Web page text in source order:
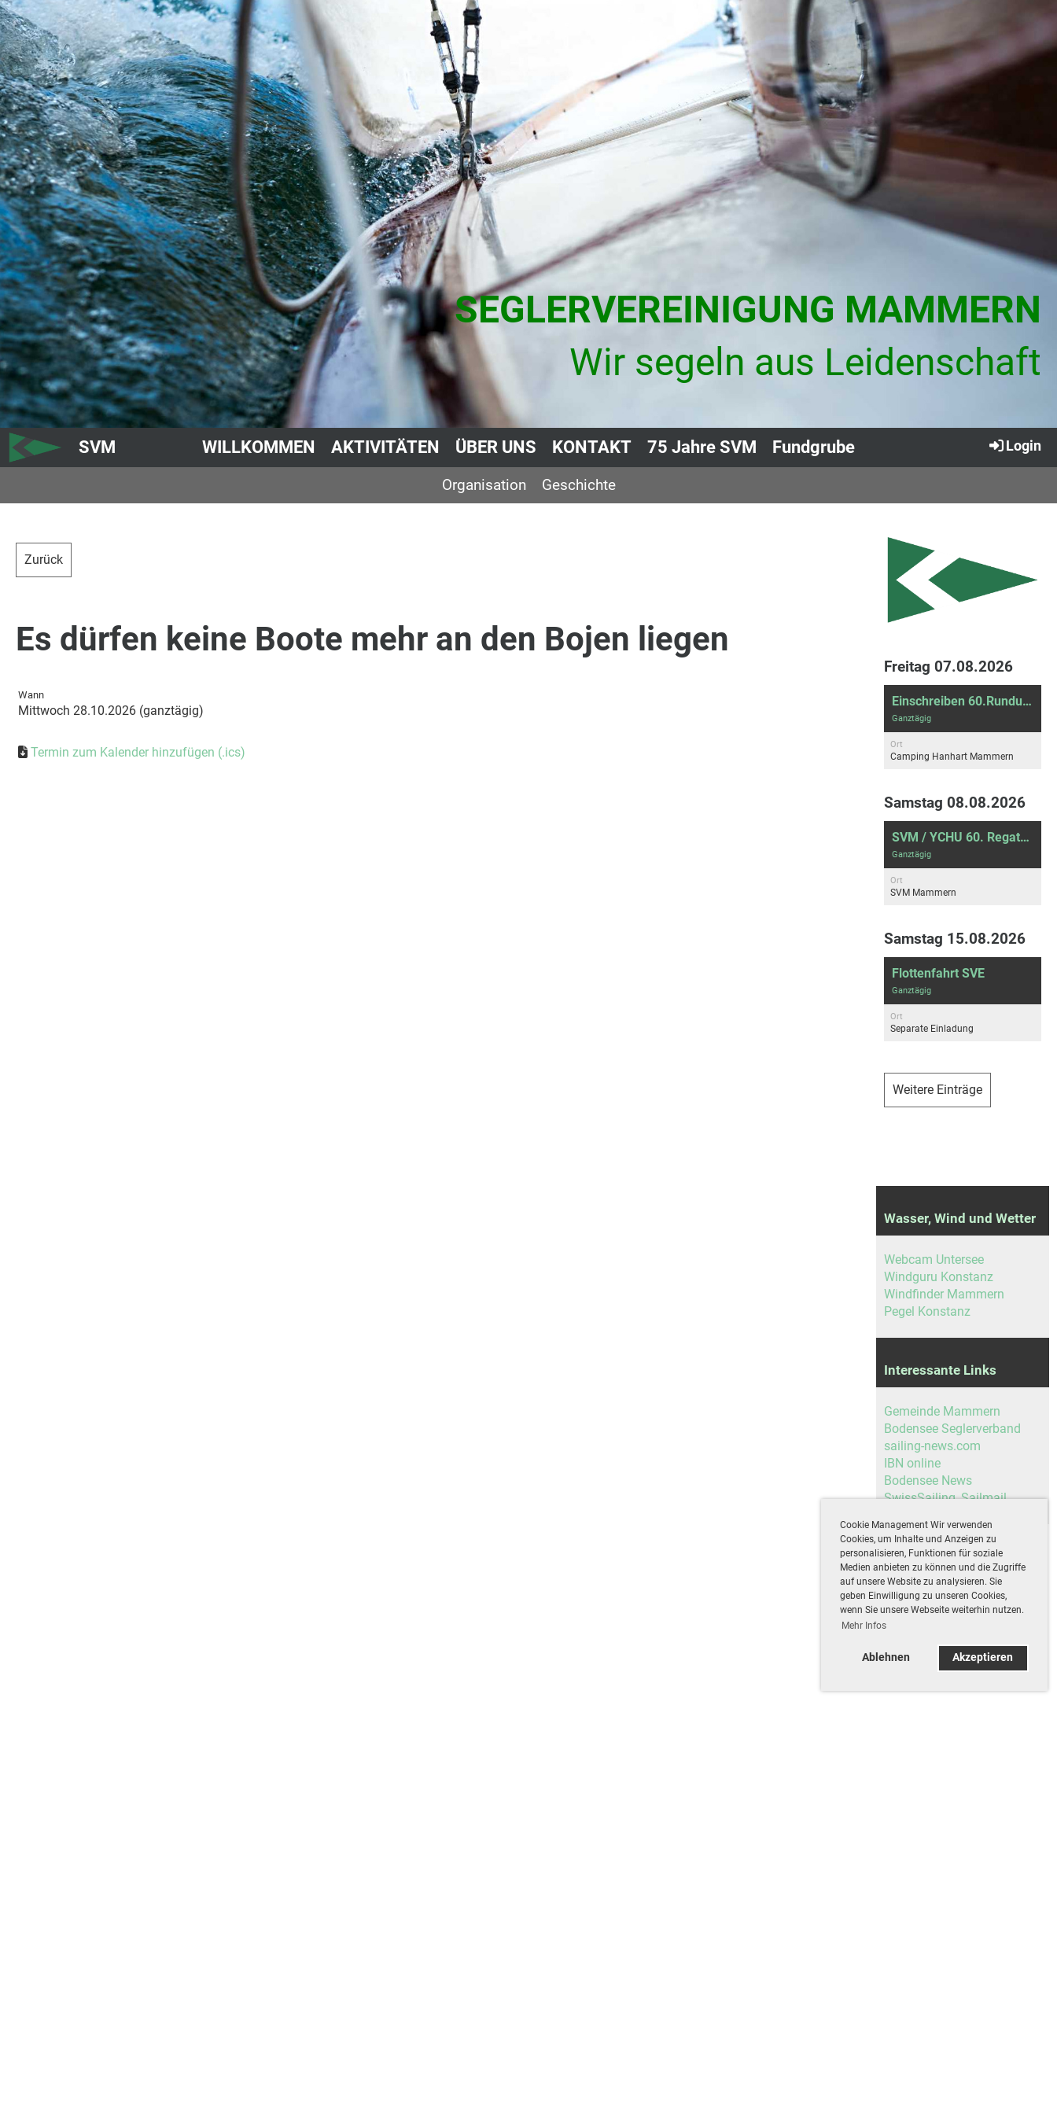
Cookie Management Wir verwenden
Cookies, um Inhalte und Anzeigen zu
personalisieren, Funktionen für soziale
Medien anbieten zu können und die Zugriffe
auf unsere Website zu analysieren. Sie
geben Einwilligung zu unseren Cookies,
wenn Sie unsere Webseite weiterhin nutzen.
Mehr Infos
Ablehnen Akzeptieren
SEGLERVEREINIGUNG MAMMERN
Wir segeln aus Leidenschaft
SVM WILLKOMMEN AKTIVITÄTEN ÜBER UNS KONTAKT 75 Jahre SVM Fundgrube Login
Organisation Geschichte
Zurück
Es dürfen keine Boote mehr an den Bojen liegen
Wann
Mittwoch 28.10.2026 (ganztägig)
Termin zum Kalender hinzufügen (.ics)
Freitag 07.08.2026
Einschreiben 60.Rundum und SVM Stamm
Ganztägig
Ort
Camping Hanhart Mammern
Samstag 08.08.2026
SVM / YCHU 60. Regatta Rund-Untersee und 24. Untersee Yardstick Pokal
Ganztägig
Ort
SVM Mammern
Samstag 15.08.2026
Flottenfahrt SVE
Ganztägig
Ort
Separate Einladung
Weitere Einträge
Wasser, Wind und Wetter
Webcam Untersee
Windguru Konstanz
Windfinder Mammern
Pegel Konstanz
Interessante Links
Gemeinde Mammern
Bodensee Seglerverband
sailing-news.com
IBN online
Bodensee News
SwissSailing,Sailmail